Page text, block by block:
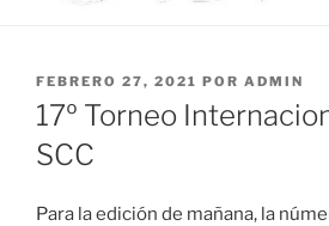
PUBLICADO
EL
FEBRERO 27, 2021 POR ADMIN
17º Torneo
SCC
Para la edición de mañana, la